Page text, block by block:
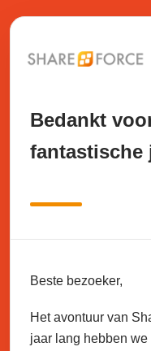
Bedankt
fantastische
Beste bezoeker,
Het avontuur van
jaar lang hebben